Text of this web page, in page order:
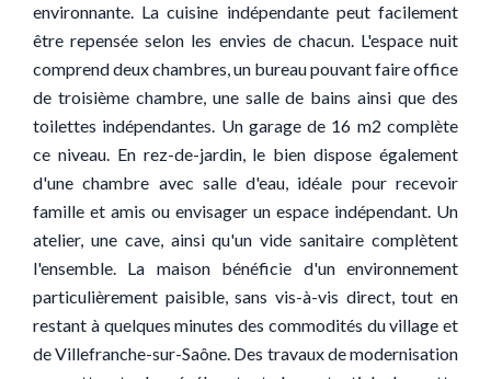
environnante. La cuisine indépendante peut facilement
être repensée selon les envies de chacun. L'espace nuit
comprend deux chambres, un bureau pouvant faire office
de troisième chambre, une salle de bains ainsi que des
toilettes indépendantes. Un garage de 16 m2 complète
ce niveau. En rez-de-jardin, le bien dispose également
d'une chambre avec salle d'eau, idéale pour recevoir
famille et amis ou envisager un espace indépendant. Un
atelier, une cave, ainsi qu'un vide sanitaire complètent
l'ensemble. La maison bénéficie d'un environnement
particulièrement paisible, sans vis-à-vis direct, tout en
restant à quelques minutes des commodités du village et
de Villefranche-sur-Saône. Des travaux de modernisation